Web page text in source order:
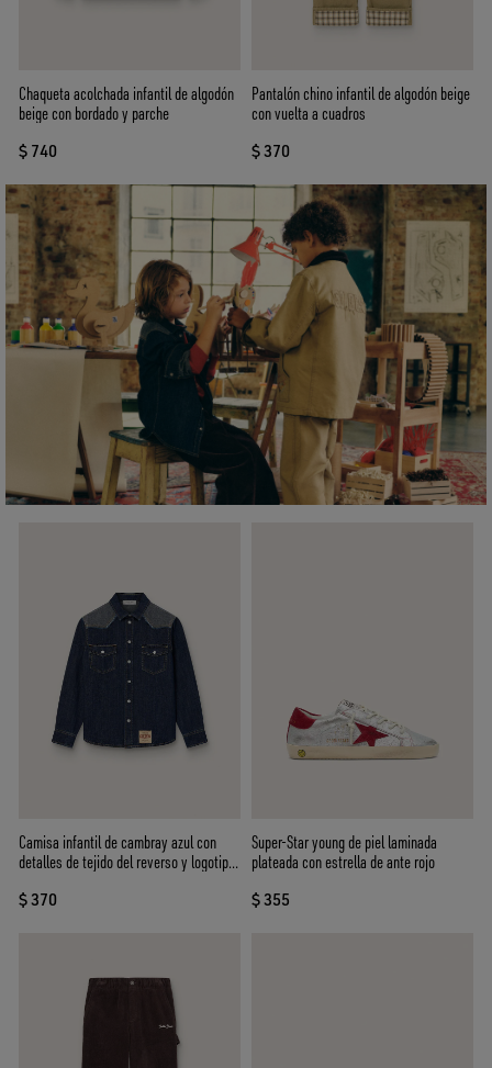
Chaqueta acolchada infantil de algodón
beige con bordado y parche
$ 740
Pantalón chino infantil de algodón beige
con vuelta a cuadros
$ 370
Camisa infantil de cambray azul con
detalles de tejido del reverso y logotipo
$ 370
Super-Star young de piel laminada
plateada con estrella de ante rojo
$ 355